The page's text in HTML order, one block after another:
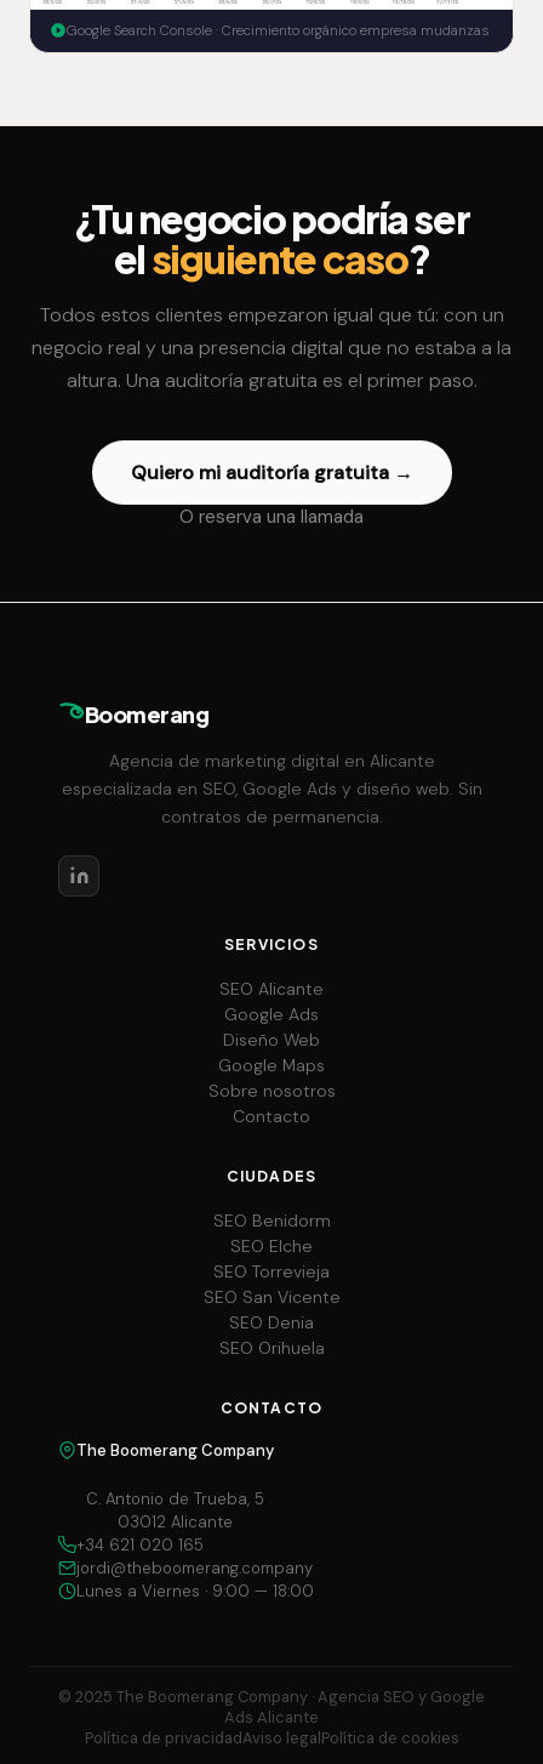
Google Search Console · Crecimiento orgánico empresa mudanzas
¿Tu negocio podría ser
elsiguiente caso?
Todos estos clientes empezaron igual que tú: con un
negocio real y una presencia digital que no estaba a la
altura. Una auditoría gratuita es el primer paso.
Quiero mi auditoría gratuita →
O reserva una llamada
Boomerang
Agencia de marketing digital en Alicante
especializada en SEO, Google Ads y diseño web. Sin
contratos de permanencia.
SERVICIOS
SEO Alicante
Google Ads
Diseño Web
Google Maps
Sobre nosotros
Contacto
CIUDADES
SEO Benidorm
SEO Elche
SEO Torrevieja
SEO San Vicente
SEO Denia
SEO Orihuela
CONTACTO
The Boomerang Company
C. Antonio de Trueba, 5
03012 Alicante
+34 621 020 165
jordi@theboomerang.company
Lunes a Viernes · 9:00 — 18:00
© 2025 The Boomerang Company · Agencia SEO y Google
Ads Alicante
Política de privacidadAviso legalPolítica de cookies